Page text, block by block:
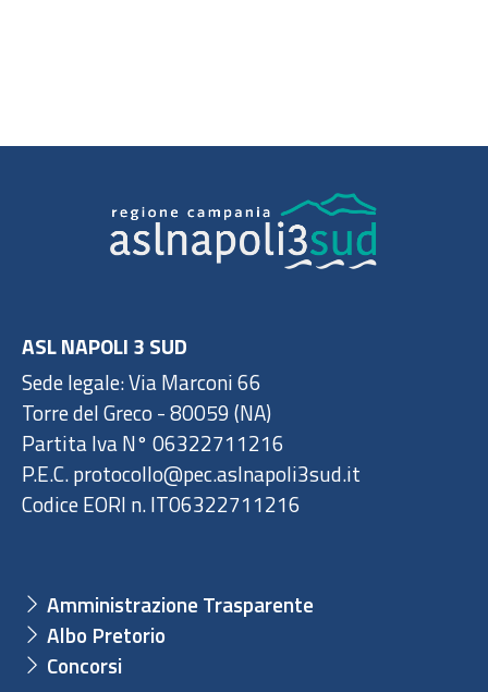
ASL NAPOLI 3 SUD
Sede legale: Via Marconi 66
Torre del Greco - 80059 (NA)
Partita Iva N° 06322711216
P.E.C. protocollo@pec.aslnapoli3sud.it
Codice EORI n. IT06322711216
Amministrazione Trasparente
Albo Pretorio
Concorsi